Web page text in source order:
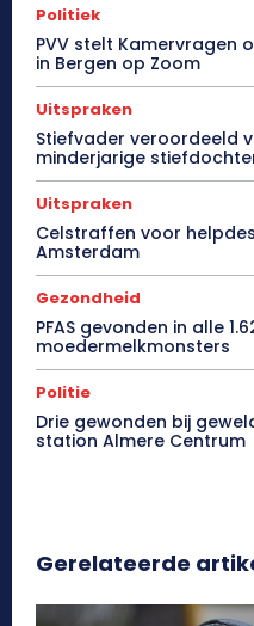
Politiek
PVV stelt Kamervragen
in Bergen op Zoom
Uitspraken
Stiefvader veroordeeld
minderjarige
Uitspraken
Celstraffen voor
Amsterdam
Gezondheid
PFAS gevonden in alle
moedermelkmonsters
Politie
Drie gewonden bij
station Almere Centrum
Gerelateerde